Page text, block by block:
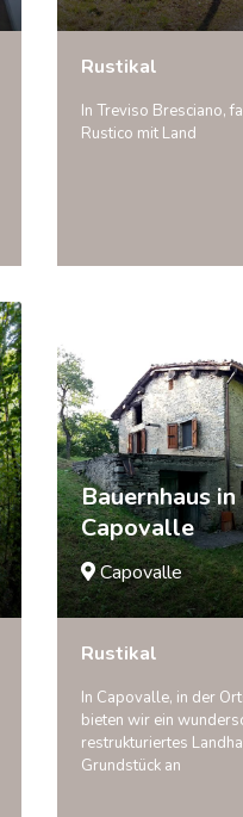
Rustikal
In Treviso Bresciano,
Rustico mit Land
Bauernhaus in
Capovalle
Capovalle
Rustikal
In Capovalle, in der
bieten wir ein
restrukturiertes
Grundstück an